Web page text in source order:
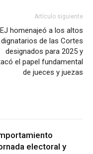
Artículo siguiente
homenajeó a los altos
dignatarios de las Cortes
designados para 2025 y
el papel fundamental
de jueces y juezas
electoral y